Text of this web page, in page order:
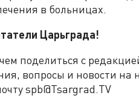
в больницах.
Царьграда!
поделиться с
вопросы и новости на
spb@Tsargrad.TV